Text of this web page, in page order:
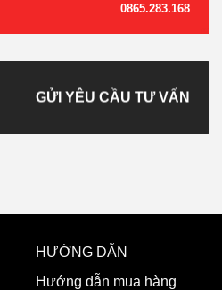
0865.283.168
GỬI YÊU CẦU TƯ VẤN
HƯỚNG DẪN
Hướng dẫn mua hàng